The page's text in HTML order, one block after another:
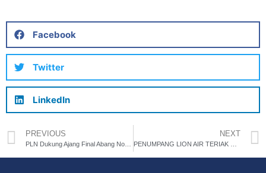
Facebook
Twitter
LinkedIn
PREVIOUS NEXT